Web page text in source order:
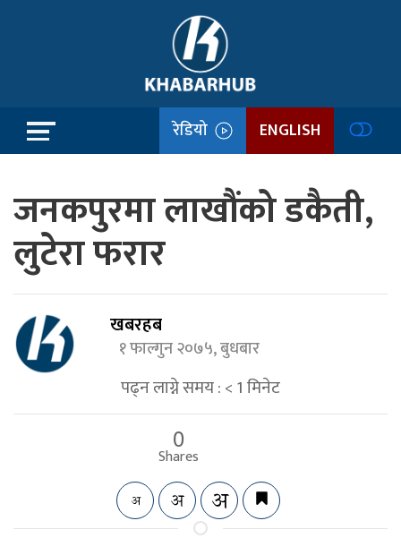
रेडियो ENGLISH
जनकपुरमा लाखौंको डकैती,
लुटेरा फरार
खबरहब
१ फाल्गुन २०७५, बुधबार
पढ्न लाग्ने समय :< 1मिनेट
0
Shares